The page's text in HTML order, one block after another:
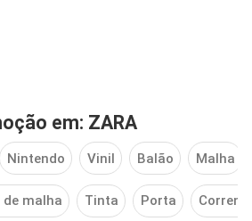
em: ZARA
Nintendo Vinil Balão Malha
malha Tinta Porta